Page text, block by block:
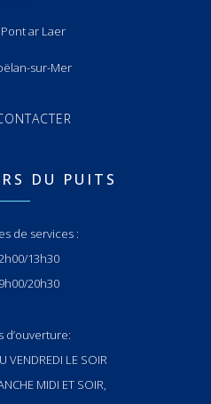
ar Laer
sur-Mer
DU PUITS
de services :
13h30
20h30
d’ouverture:
VENDREDI LE SOIR
MIDI ET SOIR,